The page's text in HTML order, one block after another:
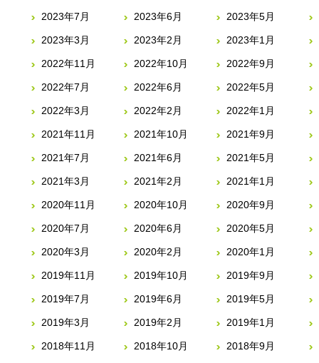
2023年7月 2023年6月 2023年5月
2023年3月 2023年2月 2023年1月
2022年11月 2022年10月 2022年9月
2022年7月 2022年6月 2022年5月
2022年3月 2022年2月 2022年1月
2021年11月 2021年10月 2021年9月
2021年7月 2021年6月 2021年5月
2021年3月 2021年2月 2021年1月
2020年11月 2020年10月 2020年9月
2020年7月 2020年6月 2020年5月
2020年3月 2020年2月 2020年1月
2019年11月 2019年10月 2019年9月
2019年7月 2019年6月 2019年5月
2019年3月 2019年2月 2019年1月
2018年11月 2018年10月 2018年9月